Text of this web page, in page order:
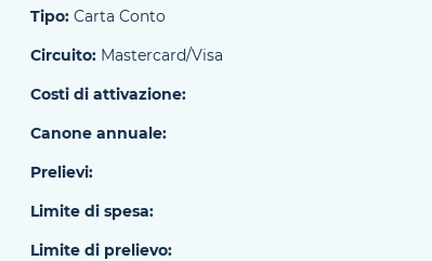
Tipo: Carta Conto
Circuito: Mastercard/Visa
Costi di attivazione:
Canone annuale:
Prelievi:
Limite di spesa:
Limite di prelievo: